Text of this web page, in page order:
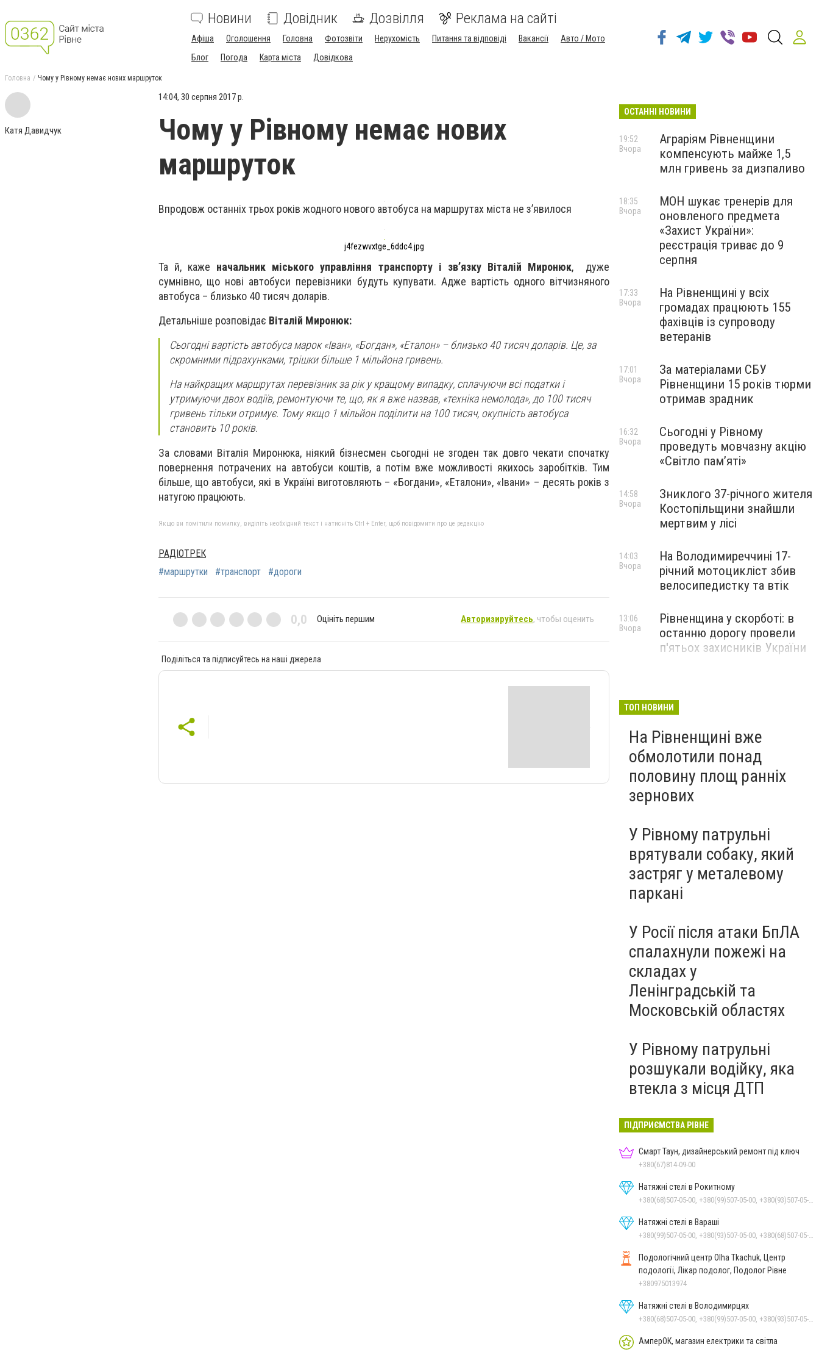
Новини Довідник Дозвілля Реклама на сайті
Афіша Оголошення Головна Фотозвіти Нерухомість Питання та відповіді Вакансії
Авто / Мото
Блог
Погода Карта міста Довідкова
Головна Чому у Рівному немає нових маршруток
Катя Давидчук
14:04, 30 серпня 2017 р.
Чому у Рівному немає нових
маршруток
Впродовж останніх трьох років жодного нового автобуса на маршрутах міста не з’явилося
j4fezwvxtge_6ddc4.jpg
Та й, каже начальник міського управління транспорту і зв’язкуВіталій Миронюк, дуже
сумнівно, що нові автобуси перевізники будуть купувати. Адже вартість одного вітчизняного
автобуса – близько 40 тисяч доларів.
Детальніше розповідає Віталій Миронюк:
Сьогодні вартість автобуса марок «Іван», «Богдан», «Еталон» – близько 40 тисяч доларів. Це, за
скромними підрахунками, трішки більше 1 мільйона гривень.
На найкращих маршрутах перевізник за рік у кращому випадку, сплачуючи всі податки і
утримуючи двох водіїв, ремонтуючи те, що, як я вже назвав, «техніка немолода», до 100 тисяч
гривень тільки отримує. Тому якщо 1 мільйон поділити на 100 тисяч, окупність автобуса
становить 10 років.
За словами Віталія Миронюка, ніякий бізнесмен сьогодні не згоден так довго чекати спочатку
повернення потрачених на автобуси коштів, а потім вже можливості якихось заробітків. Тим
більше, що автобуси, які в Україні виготовляють – «Богдани», «Еталони», «Івани» – десять років з
натугою працюють.
Якщо ви помітили помилку, виділіть необхідний текст і натисніть Ctrl + Enter, щоб повідомити про це редакцію
РАДІОТРЕК
#маршрутки
#транспорт #дороги
0,0 Оцініть першим Авторизируйтесь, чтобы оценить
Поділіться та підписуйтесь на наші джерела
ОСТАННІ НОВИНИ
Аграріям Рівненщини
компенсують майже 1,5
млн гривень за дизпаливо
19:52
Вчора
МОН шукає тренерів для
оновленого предмета
«Захист України»:
реєстрація триває до 9
серпня
18:35
Вчора
На Рівненщині у всіх
громадах працюють 155
фахівців із супроводу
ветеранів
17:33
Вчора
За матеріалами СБУ
Рівненщини 15 років тюрми
отримав зрадник
17:01
Вчора
Сьогодні у Рівному
проведуть мовчазну акцію
«Світло пам’яті»
16:32
Вчора
Зниклого 37-річного жителя
Костопільщини знайшли
мертвим у лісі
14:58
Вчора
На Володимиреччині 17-
річний мотоцикліст збив
велосипедистку та втік
14:03
Вчора
Рівненщина у скорботі: в
останню дорогу провели
п'ятьох захисників України
13:06
Вчора
ТОП НОВИНИ
На Рівненщині вже
обмолотили понад
половину площ ранніх
зернових
У Рівному патрульні
врятували собаку, який
застряг у металевому
паркані
У Росії після атаки БпЛА
спалахнули пожежі на
складах у
Ленінградській та
Московській областях
У Рівному патрульні
розшукали водійку, яка
втекла з місця ДТП
ПІДПРИЄМСТВА РІВНЕ
Смарт Таун, дизайнерський ремонт під ключ
+380(67)814-09-00
Натяжні стелі в Рокитному
+380(68)507-05-00, +380(99)507-05-00, +380(93)507-05-00
Натяжні стелі в Вараші
+380(99)507-05-00, +380(93)507-05-00, +380(68)507-05-00
Подологічний центр Olha Tkachuk, Центр
подології, Лікар подолог, Подолог Рівне
+380975013974
Натяжні стелі в Володимирцях
+380(68)507-05-00, +380(99)507-05-00, +380(93)507-05-00
АмперОК, магазин електрики та світла